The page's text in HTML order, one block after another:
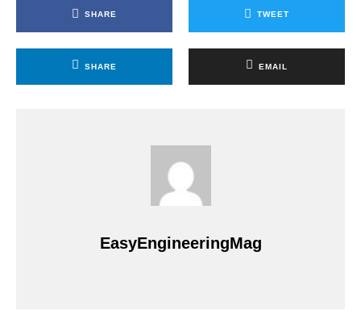
SHARE TWEET
SHARE EMAIL
EasyEngineeringMag